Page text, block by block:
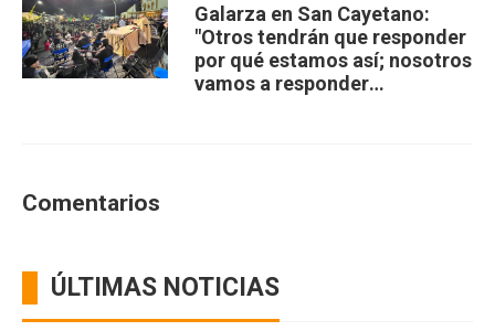
Galarza en San Cayetano:
"Otros tendrán que responder
por qué estamos así; nosotros
vamos a responder
Comentarios
ÚLTIMAS NOTICIAS